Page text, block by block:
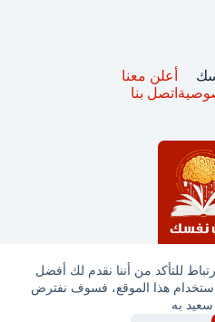
للتأكد من أننا نقدم لك أفضل
هذا الموقع، فسوف نفترض
سعيد به
© ثقف نفسك 2025
أعلن معنا
اتصل بنا